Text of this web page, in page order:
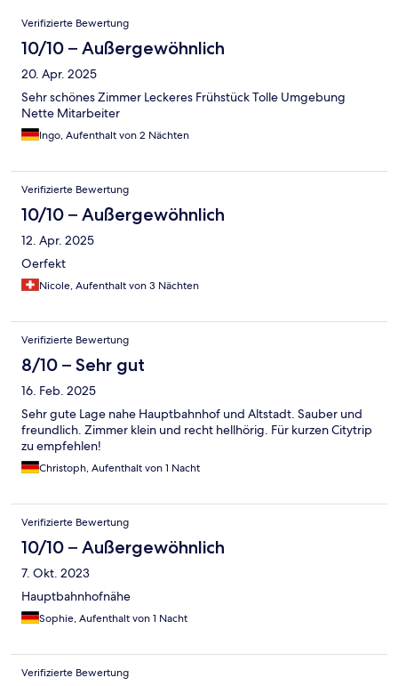
Bewertungen
Verifizierte Bewertung
10/10 – Außergewöhnlich
20. Apr. 2025
Sehr schönes Zimmer Leckeres Frühstück Tolle Umgebung
Nette Mitarbeiter
Ingo, Aufenthalt von 2 Nächten
Verifizierte Bewertung
10/10 – Außergewöhnlich
12. Apr. 2025
Oerfekt
Nicole, Aufenthalt von 3 Nächten
Verifizierte Bewertung
8/10 – Sehr gut
16. Feb. 2025
Sehr gute Lage nahe Hauptbahnhof und Altstadt. Sauber und
freundlich. Zimmer klein und recht hellhörig. Für kurzen Citytrip
zu empfehlen!
Christoph, Aufenthalt von 1 Nacht
Verifizierte Bewertung
10/10 – Außergewöhnlich
7. Okt. 2023
Hauptbahnhofnähe
Sophie, Aufenthalt von 1 Nacht
Verifizierte Bewertung